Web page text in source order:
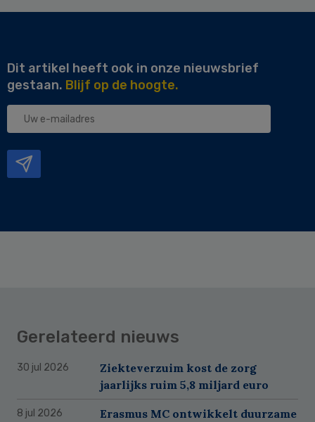
Dit artikel heeft ook in onze nieuwsbrief
gestaan. Blijf op de hoogte.
Uw
Gerelateerd nieuws
30 jul 2026
Ziekteverzuim kost de zorg
jaarlijks ruim 5,8 miljard euro
8 jul 2026
Erasmus MC ontwikkelt duurzame